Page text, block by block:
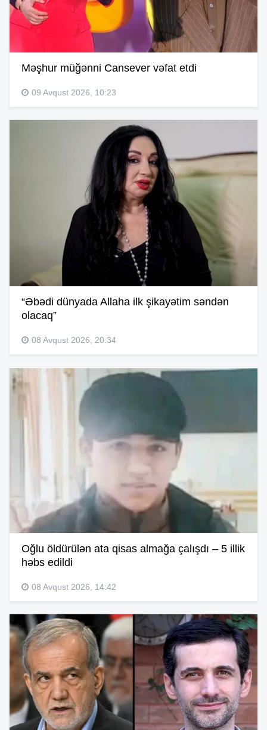
Məşhur müğənni Cansever vəfat etdi
09 Avqust 2026, 10:23
“Əbədi dünyada Allaha ilk şikayətim səndən
olacaq”
08 Avqust 2026, 20:34
Oğlu öldürülən ata qisas almağa çalışdı – 5 illik
həbs edildi
08 Avqust 2026, 14:42